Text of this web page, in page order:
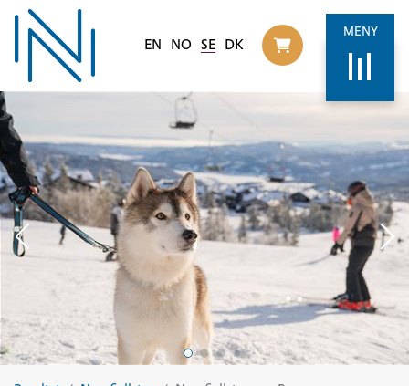
EN NO SE DK
Til
MENY